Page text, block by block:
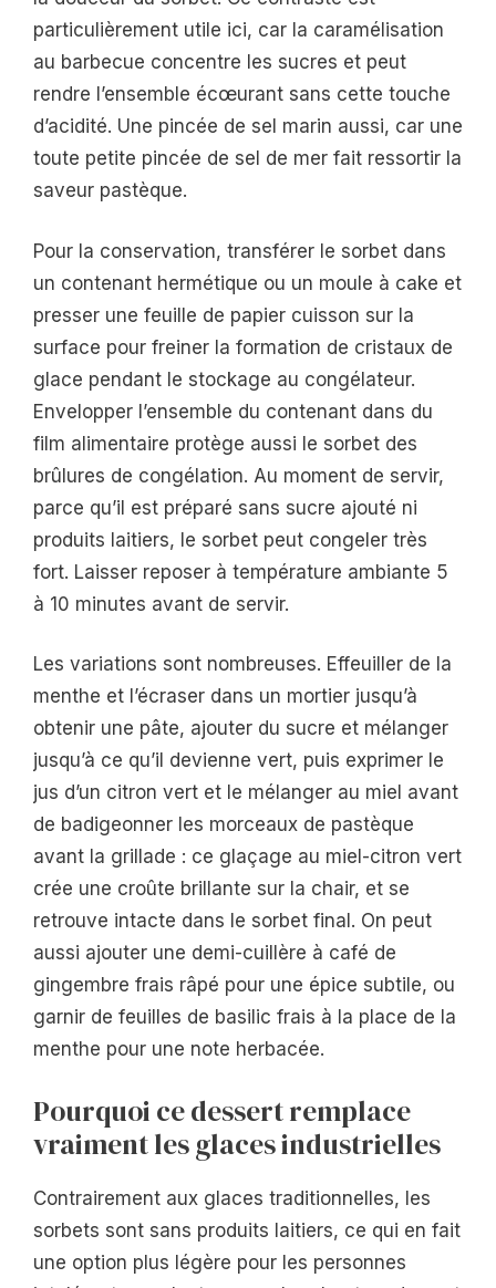
particulièrement utile ici, car la caramélisation
au barbecue concentre les sucres et peut
rendre l’ensemble écœurant sans cette touche
d’acidité. Une pincée de sel marin aussi, car une
toute petite pincée de sel de mer fait ressortir la
saveur pastèque.
Pour la conservation, transférer le sorbet dans
un contenant hermétique ou un moule à cake et
presser une feuille de papier cuisson sur la
surface pour freiner la formation de cristaux de
glace pendant le stockage au congélateur.
Envelopper l’ensemble du contenant dans du
film alimentaire protège aussi le sorbet des
brûlures de congélation. Au moment de servir,
parce qu’il est préparé sans sucre ajouté ni
produits laitiers, le sorbet peut congeler très
fort. Laisser reposer à température ambiante 5
à 10 minutes avant de servir.
Les variations sont nombreuses. Effeuiller de la
menthe et l’écraser dans un mortier jusqu’à
obtenir une pâte, ajouter du sucre et mélanger
jusqu’à ce qu’il devienne vert, puis exprimer le
jus d’un citron vert et le mélanger au miel avant
de badigeonner les morceaux de pastèque
avant la grillade : ce glaçage au miel-citron vert
crée une croûte brillante sur la chair, et se
retrouve intacte dans le sorbet final. On peut
aussi ajouter une demi-cuillère à café de
gingembre frais râpé pour une épice subtile, ou
garnir de feuilles de basilic frais à la place de la
menthe pour une note herbacée.
Pourquoi ce dessert remplace
vraiment les glaces industrielles
Contrairement aux glaces traditionnelles, les
sorbets sont sans produits laitiers, ce qui en fait
une option plus légère pour les personnes